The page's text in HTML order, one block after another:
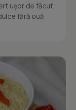
ușor de făcut,
fără ouă